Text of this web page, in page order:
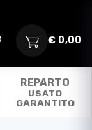
€ 0,00
REPARTO
USATO
GARANTITO